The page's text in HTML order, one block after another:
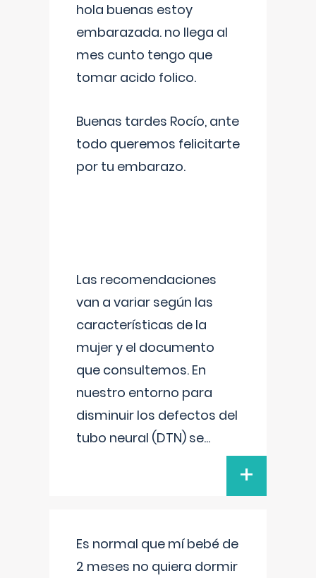
hola buenas estoy
embarazada. no llega al
mes cunto tengo que
tomar acido folico.
Buenas tardes Rocío, ante
todo queremos felicitarte
por tu embarazo.
Las recomendaciones
van a variar según las
características de la
mujer y el documento
que consultemos. En
nuestro entorno para
disminuir los defectos del
tubo neural (DTN) se...
+
Es normal que mí bebé de
2 meses no quiera dormir